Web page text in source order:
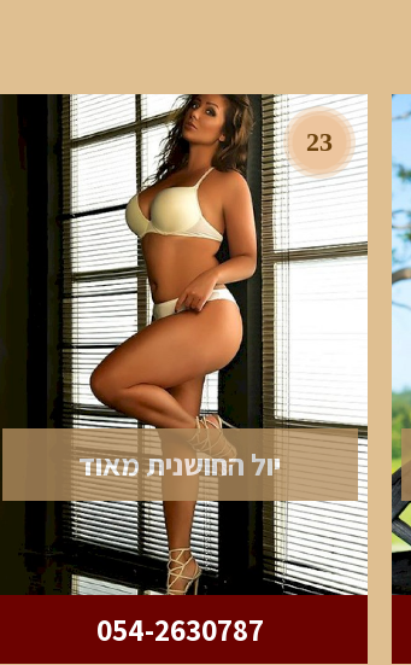
23
יול החושנית מאוד
054-2630787